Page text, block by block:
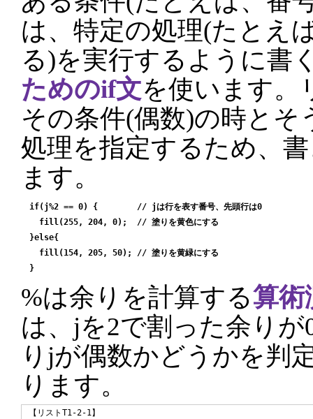
は、特定の処理(たとえ
る)を実行するように書
ためのif文を使います。
その条件(偶数)の時とそ
処理を指定するため、
ます。
if(j%2 == 0) {        // jは行を表す番号、先頭行は0
  fill(255, 204, 0);  // 塗りを黄色にする
}else{
  fill(154, 205, 50); // 塗りを黄緑にする
%は余りを計算する算術
は、jを2で割った余り
りjが偶数かどうかを判
ります。
【リストT1-2-1】